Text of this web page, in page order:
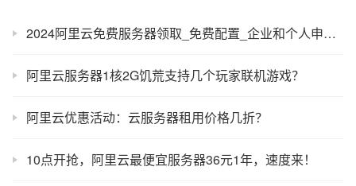
2024阿里云免费服务器领取_免费配置_企业和个人申请流程
阿里云服务器1核2G饥荒支持几个玩家联机游戏？
阿里云优惠活动：云服务器租用价格几折？
10点开抢，阿里云最便宜服务器36元1年，速度来！